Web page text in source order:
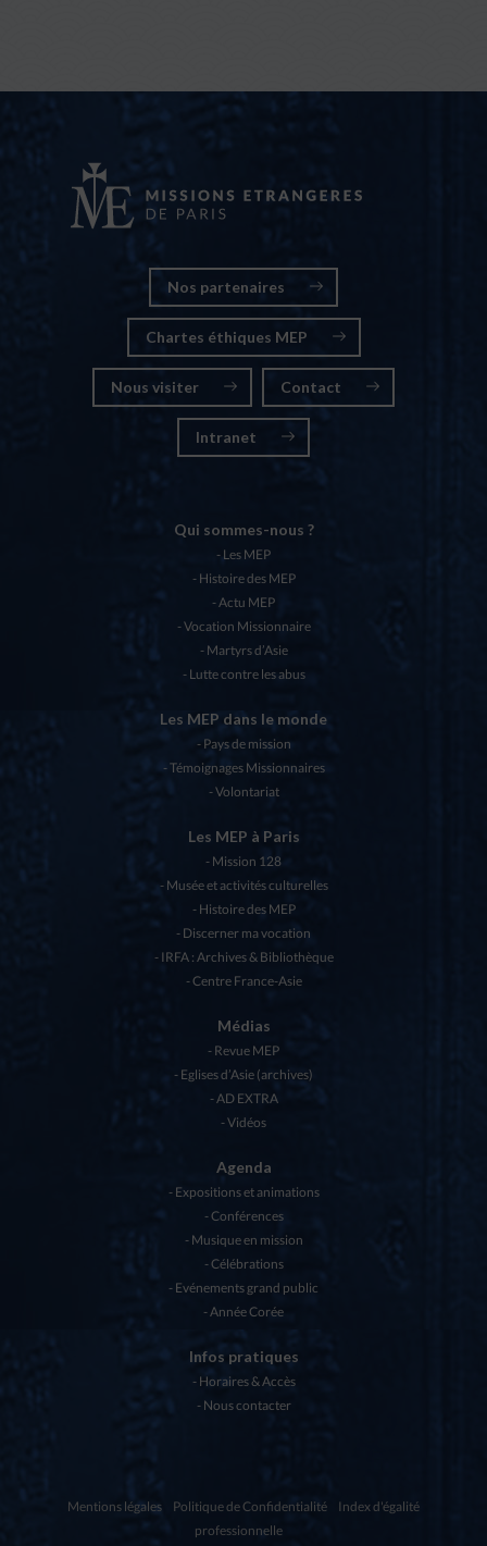
Nos partenaires
Chartes éthiques MEP
Nous visiter Contact
Intranet
Qui sommes-nous ?
Les MEP
Histoire des MEP
Actu MEP
Vocation Missionnaire
Martyrs d’Asie
Lutte contre les abus
Les MEP dans le monde
Pays de mission
Témoignages Missionnaires
Volontariat
Les MEP à Paris
Mission 128
Musée et activités culturelles
Histoire des MEP
Discerner ma vocation
IRFA : Archives & Bibliothèque
Centre France-Asie
Médias
Revue MEP
Eglises d’Asie (archives)
AD EXTRA
Vidéos
Agenda
Expositions et animations
Conférences
Musique en mission
Célébrations
Evénements grand public
Année Corée
Infos pratiques
Horaires & Accès
Nous contacter
Mentions légales Politique de Confidentialité
Index d'égalité
professionnelle